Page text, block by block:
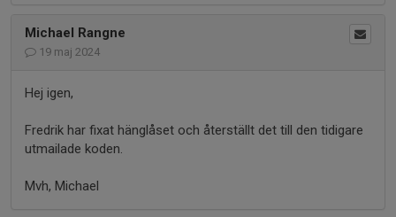
Michael Rangne
19 maj 2024
Hej igen,
Fredrik har fixat hänglåset och återställt det till den tidigare
utmailade koden.
Mvh, Michael